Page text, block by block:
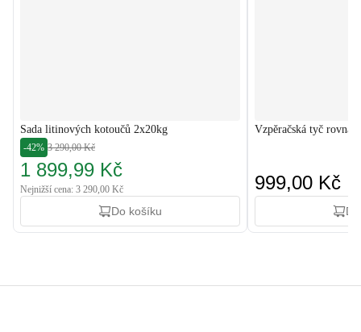
Sada litinových kotoučů 2x20kg
-42% 3 290,00 Kč
1 899,99 Kč
Nejnižší cena: 3 290,00 Kč
Do košíku
Vzpěračská tyč rovná
999,00 Kč